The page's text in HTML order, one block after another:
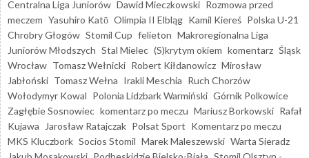
Centralna Liga Juniorów Dawid Mieczkowski Rozmowa przed
meczem Yasuhiro Katō Olimpia II Elbląg Kamil Kiereś Polska U-21
Chrobry Głogów Stomil Cup felieton Makroregionalna Liga
Juniorów Młodszych Stal Mielec (S)krytym okiem komentarz Śląsk
Wrocław Tomasz Wełnicki Robert Kiłdanowicz Mirosław
Jabłoński Tomasz Wełna Irakli Meschia Ruch Chorzów
Wołodymyr Kowal Polonia Lidzbark Warmiński Górnik Polkowice
Zagłębie Sosnowiec komentarz po meczu Mariusz Borkowski Rafał
Kujawa
Jarosław Ratajczak Polsat Sport Komentarz po meczu
MKS Kluczbork Socios Stomil Marek Maleszewski Warta Sieradz